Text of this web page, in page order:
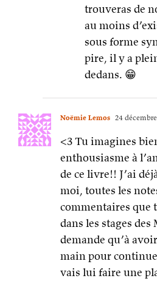
trouveras de
au moins
sous forme
pire, il y a
dedans. 😁
Noëmie Lemos 24
<3 Tu imagines
enthousiasme à
de ce livre!! J’ai
moi, toutes les
commentaires que
dans les stages des
demande qu’à
main pour
vais lui faire une